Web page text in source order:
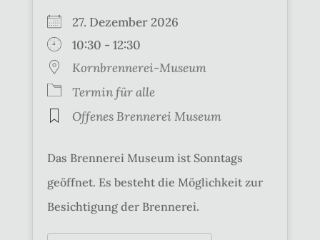
27. Dezember 2026
10:30 - 12:30
Kornbrennerei-Museum
Termin für alle
Offenes Brennerei Museum
Das Brennerei Museum ist Sonntags
geöffnet. Es besteht die Möglichkeit zur
Besichtigung der Brennerei.